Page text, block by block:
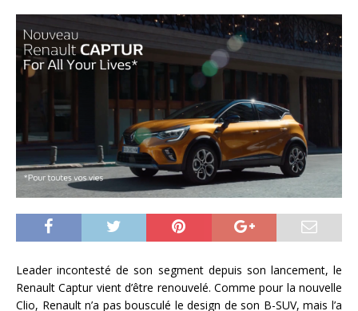
Leader incontesté de son segment depuis son lancement, le
Renault Captur vient d’être renouvelé. Comme pour la nouvelle
Clio, Renault n’a pas bousculé le design de son B-SUV, mais l’a